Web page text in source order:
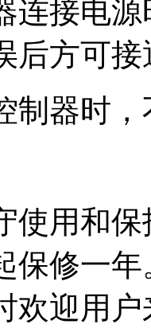
连接电
后方可
制器时
用和保
保修一
欢迎用